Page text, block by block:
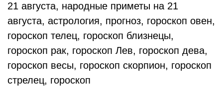
21 августа, народные приметы на 21
августа, астрология, прогноз, гороскоп овен,
гороскоп телец, гороскоп близнецы,
гороскоп рак, гороскоп Лев, гороскоп дева,
гороскоп весы, гороскоп скорпион, гороскоп
стрелец, гороскоп